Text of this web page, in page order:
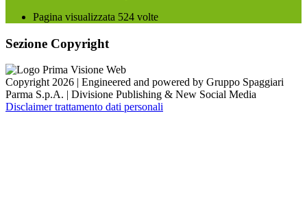
Pagina visualizzata 524 volte
Sezione Copyright
Copyright 2026 | Engineered and powered by Gruppo Spaggiari
Parma S.p.A. | Divisione Publishing & New Social Media
Disclaimer trattamento dati personali